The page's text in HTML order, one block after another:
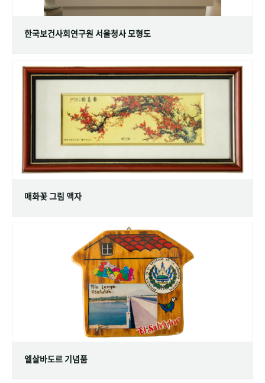
한국보건사회연구원 서울청사 모형도
매화꽃 그림 액자
엘살바도르 기념품